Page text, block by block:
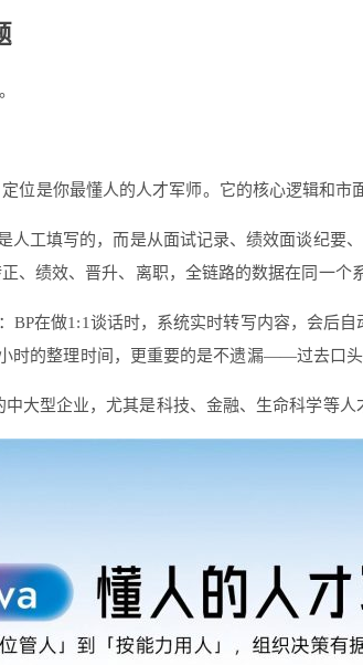
位是你最懂人的人才军师。它的核心逻辑和
人工填写的，而是从面试记录、绩效面谈纪要
绩效、晋升、离职，全链路的数据在同一个
BP在做1:1谈话时，系统实时转写内容，会后
时的整理时间，更重要的是不遗漏——过去口头
中大型企业，尤其是科技、金融、生命科学等人